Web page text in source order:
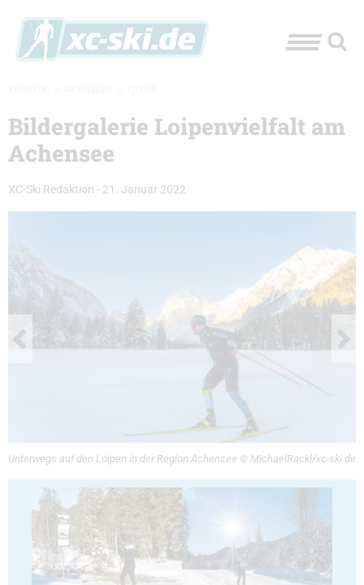
Bildergalerie Loipenvielfalt am
Achensee
XC-Ski Redaktion - 21. Januar 2022
Unterwegs auf den Loipen in der Region Achensee © MichaelRackl/xc-ski.de